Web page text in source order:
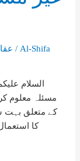
(شرک / Al-Shifa
السلام
مسئلہ معلوم
کے متعلق بہت
کا